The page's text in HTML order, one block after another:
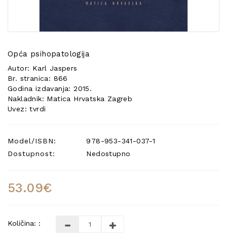
Opća psihopatologija
Autor: Karl Jaspers
Br. stranica: 866
Godina izdavanja: 2015.
Nakladnik: Matica Hrvatska Zagreb
Uvez: tvrdi
Model/ISBN:
978-953-341-037-1
Dostupnost:
Nedostupno
53.09€
Količina: :